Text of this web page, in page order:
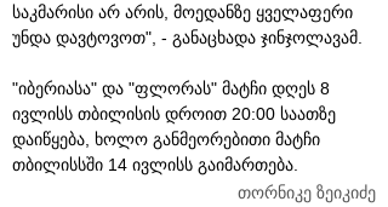
საკმარისი არ არის, მოედანზე ყველაფერი
უნდა დავტოვოთ", - განაცხადა ჯინჯოლავამ.
"იბერიასა" და "ფლორას" მატჩი დღეს 8
ივლისს თბილისის დროით 20:00 საათზე
დაიწყება, ხოლო განმეორებითი მატჩი
თბილისსში 14 ივლისს გაიმართება.
თორნიკე ზეიკიძე